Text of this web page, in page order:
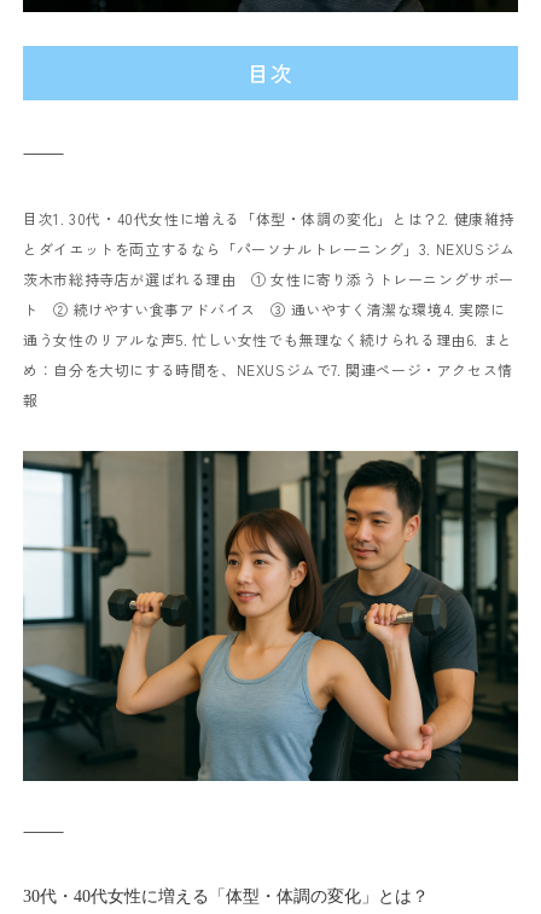
目次
⸻
目次1. 30代・40代女性に増える「体型・体調の変化」とは？ 2. 健康維持
とダイエットを両立するなら「パーソナルトレーニング」 3. NEXUSジム
茨木市総持寺店が選ばれる理由 ① 女性に寄り添うトレーニングサポー
ト
② 続けやすい食事アドバイス ③ 通いやすく清潔な環境4. 実際に
通う女性のリアルな声5. 忙しい女性でも無理なく続けられる理由6. まと
め：自分を大切にする時間を、NEXUSジムで7. 関連ページ・アクセス情
報
⸻
30代・40代女性に増える「体型・体調の変化」とは？